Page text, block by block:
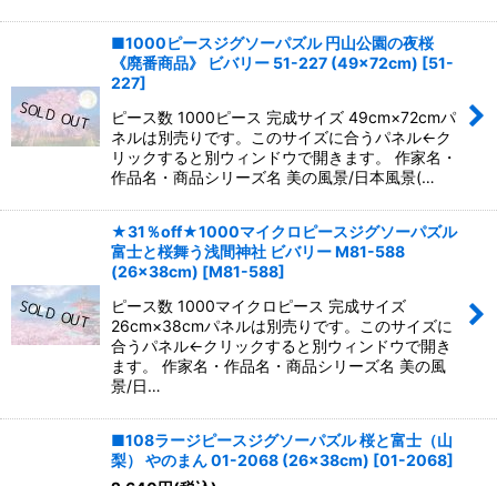
■1000ピースジグソーパズル 円山公園の夜桜
《廃番商品》 ビバリー 51-227 (49×72cm) [51-
227]
ピース数 1000ピース 完成サイズ 49cm×72cmパ
ネルは別売りです。このサイズに合うパネル←ク
リックすると別ウィンドウで開きます。 作家名・
作品名・商品シリーズ名 美の風景/日本風景(…
★31％off★1000マイクロピースジグソーパズル
富士と桜舞う浅間神社 ビバリー M81-588
(26×38cm) [M81-588]
ピース数 1000マイクロピース 完成サイズ
26cm×38cmパネルは別売りです。このサイズに
合うパネル←クリックすると別ウィンドウで開き
ます。 作家名・作品名・商品シリーズ名 美の風
景/日…
■108ラージピースジグソーパズル 桜と富士（山
梨） やのまん 01-2068 (26×38cm) [01-2068]